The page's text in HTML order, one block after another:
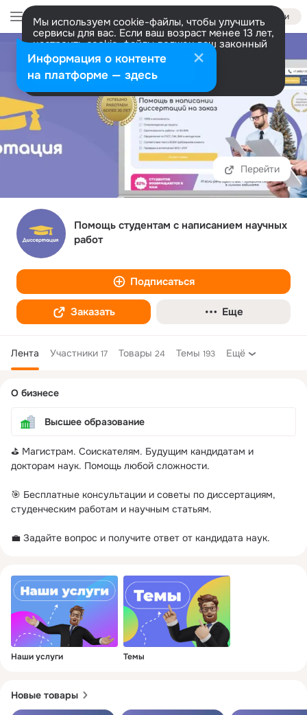
Войти
Мы используем cookie-файлы, чтобы улучшить
сервисы для вас. Если ваш возраст менее 13 лет,
настроить cookie-файлы должен ваш законный
представитель. Больше информации
Разрешить все Настроить
Перейти
Помощь студентам с написанием научных
работ
Подписаться
Заказать Еще
Лента Участники 17 Товары 24 Темы 193 Ещё
Наши услуги Темы
Новые товары
колонка
О бизнесе
Высшее образование
⛳️ Магистрам. Соискателям. Будущим кандидатам и
докторам наук. Помощь любой сложности.
🎯 Бесплатные консультации и советы по диссертациям,
студенческим работам и научным статьям.
💼 Задайте вопрос и получите ответ от кандидата наук.
Информация о контенте
на платформе — здесь